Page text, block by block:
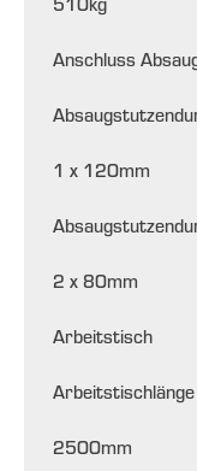
Anschluss
1 x 120mm
2 x 80mm
Arbeitstisch
Arbeitstischlänge
2500mm